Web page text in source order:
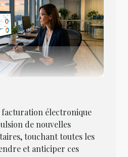
électronique
de nouvelles
touchant toutes les
et anticiper ces